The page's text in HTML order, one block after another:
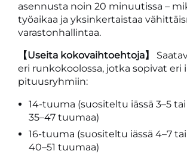
asennusta noin 20 minuutissa –
työaikaa ja yksinkertaistaa
varastonhallintaa.
【Useita kokovaihtoehtoja】
eri runkokoolossa, jotka sopivat eri
pituusryhmiin:
14-tuuma (suositeltu iässä 3–5
35–47 tuumaa)
16-tuuma (suositeltu iässä 4–7
40–51 tuumaa)